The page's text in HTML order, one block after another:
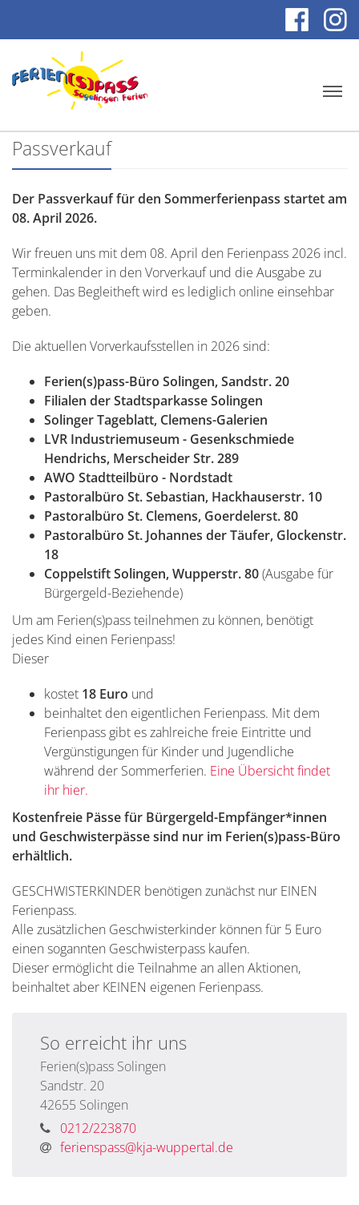
Passverkauf
Der Passverkauf für den Sommerferienpass startet am
08. April 2026.
Wir freuen uns mit dem 08. April den Ferienpass 2026 incl.
Terminkalender in den Vorverkauf und die Ausgabe zu
gehen. Das Begleitheft wird es lediglich online einsehbar
geben.
Die aktuellen Vorverkaufsstellen in 2026 sind:
Ferien(s)pass-Büro Solingen, Sandstr. 20
Filialen der Stadtsparkasse Solingen
Solinger Tageblatt, Clemens-Galerien
LVR Industriemuseum - Gesenkschmiede
Hendrichs, Merscheider Str. 289
AWO Stadtteilbüro - Nordstadt
Pastoralbüro St. Sebastian, Hackhauserstr. 10
Pastoralbüro St. Clemens, Goerdelerst. 80
Pastoralbüro St. Johannes der Täufer, Glockenstr.
18
Coppelstift Solingen, Wupperstr. 80(Ausgabe für
Bürgergeld-Beziehende)
Um am Ferien(s)pass teilnehmen zu können, benötigt
jedes Kind einen Ferienpass!
Dieser
kostet 18 Euro und
beinhaltet den eigentlichen Ferienpass. Mit dem
Ferienpass gibt es zahlreiche freie Eintritte und
Vergünstigungen für Kinder und Jugendliche
während der Sommerferien. Eine Übersicht findet
ihr hier.
Kostenfreie Pässe für Bürgergeld-Empfänger*innen
und Geschwisterpässe sind nur im Ferien(s)pass-Büro
erhältlich.
GESCHWISTERKINDER benötigen zunächst nur EINEN
Ferienpass.
Alle zusätzlichen Geschwisterkinder können für 5 Euro
einen sogannten Geschwisterpass kaufen.
Dieser ermöglicht die Teilnahme an allen Aktionen,
beinhaltet aber KEINEN eigenen Ferienpass.
So erreicht ihr uns
Ferien(s)pass Solingen
Sandstr. 20
42655 Solingen
0212/223870
ferienspass@kja-wuppertal.de